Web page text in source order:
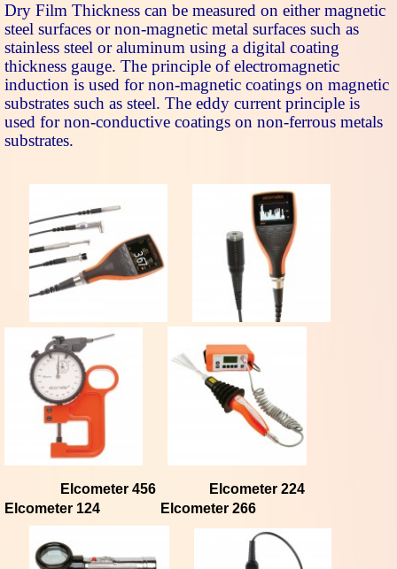
Dry Film Thickness can be measured on either magnetic
steel surfaces or non-magnetic metal surfaces such as
stainless steel or aluminum using a digital coating
thickness gauge. The principle of electromagnetic
induction is used for non-magnetic coatings on magnetic
substrates such as steel. The eddy current principle is
used for non-conductive coatings on non-ferrous metals
substrates.
Elcometer 456
Elcometer 224
Elcometer 124
Elcometer 266